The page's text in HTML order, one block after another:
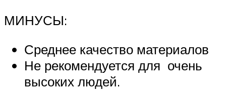
МИНУСЫ:
Среднее качество материалов
Не рекомендуется для очень
высоких людей.